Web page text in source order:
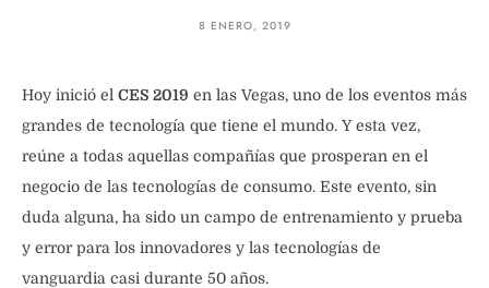
8 ENERO, 2019
Hoy inició el CES 2019 en las Vegas, uno de los eventos más
grandes de tecnología que tiene el mundo. Y esta vez,
reúne a todas aquellas compañías que prosperan en el
negocio de las tecnologías de consumo. Este evento, sin
duda alguna, ha sido un campo de entrenamiento y prueba
y error para los innovadores y las tecnologías de
vanguardia casi durante 50 años.